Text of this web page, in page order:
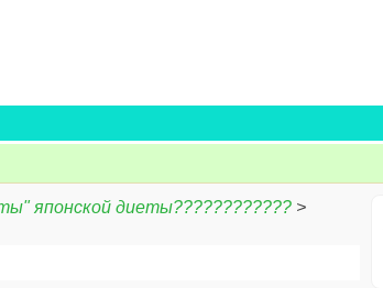
японской диеты???????????? >